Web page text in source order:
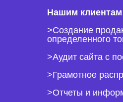
Нашим
>Создание
определенного
>Аудит сайта с
>Грамотное
>Отчеты и